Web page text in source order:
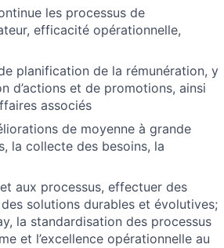
les processus de
efficacité opérationnelle,
planification de la rémunération, y
d’actions et de promotions, ainsi
associés
de moyenne à grande
la collecte des besoins, la
aux processus, effectuer des
solutions durables et évolutives;
la standardisation des processus
et l’excellence opérationnelle au